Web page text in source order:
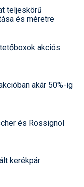
teljeskörű
és méretre
akciós
akár 50%-ig
és Rossignol
kerékpár